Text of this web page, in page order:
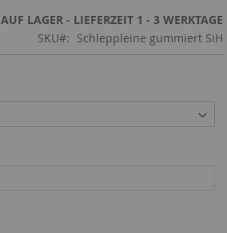
AUF LAGER - LIEFERZEIT 1 - 3 WERKTAGE
SKU
Schleppleine gummiert SiH